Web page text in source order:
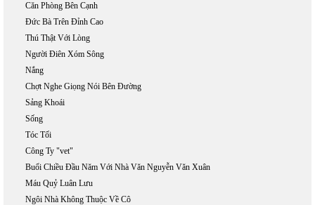
Căn Phòng Bên Cạnh
Đức Bà Trên Đỉnh Cao
Thú Thật Với Lòng
Người Điên Xóm Sông
Nắng
Chợt Nghe Giọng Nói Bên Đường
Sảng Khoái
Sống
Tóc Tối
Công Ty "vet"
Buổi Chiều Đầu Năm Với Nhà Văn Nguyễn Văn Xuân
Máu Quỷ Luân Lưu
Ngôi Nhà Không Thuộc Về Cô